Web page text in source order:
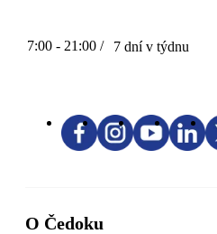
7:00 - 21:00 / 7 dní v týdnu
O Čedoku